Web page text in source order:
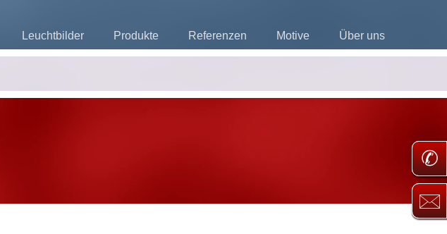
Leuchtbilder Produkte Referenzen Motive Über uns
✆
🖂